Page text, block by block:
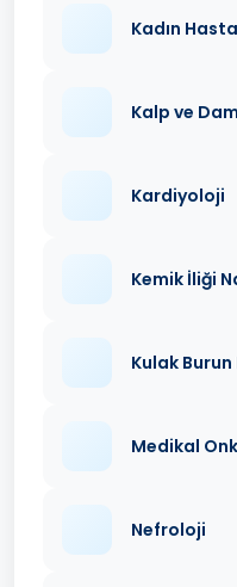
Kadın
Kalp ve
Kardiyoloji
Kemik İliği
Kulak
Medikal
Nefroloji